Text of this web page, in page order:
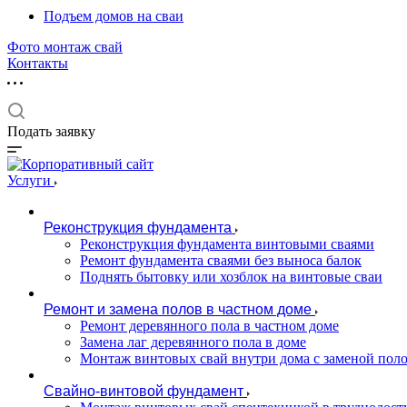
Подъем домов на сваи
Фото монтаж свай
Контакты
Подать заявку
Услуги
Реконструкция фундамента
Реконструкция фундамента винтовыми сваями
Ремонт фундамента сваями без выноса балок
Поднять бытовку или хозблок на винтовые сваи
Ремонт и замена полов в частном доме
Ремонт деревянного пола в частном доме
Замена лаг деревянного пола в доме
Монтаж винтовых свай внутри дома с заменой
Свайно-винтовой фундамент